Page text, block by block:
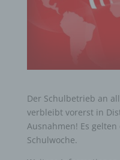
Der Schulbetrieb an
verbleibt vorerst in
Ausnahmen! Es
Schulwoche.